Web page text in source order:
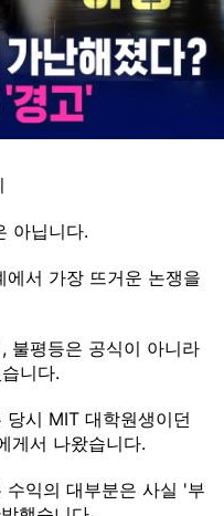
동시에, 일하는 사람들의
대되고 있는 것입니다.
아닙니다.
서 가장 뜨거운 논쟁을
불평등은 공식이 아니라
니다.
시 MIT 대학원생이던
게서 나왔습니다.
익의 대부분은 사실 '부